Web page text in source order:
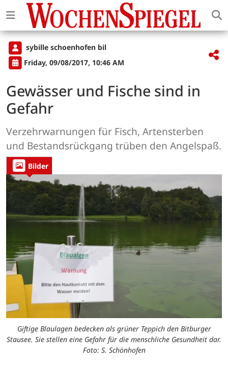
sybille schoenhofen bil
Friday, 09/08/2017, 10:46 AM
Gewässer und Fische sind in
Gefahr
Verzehrwarnungen für Fisch, Artensterben
und Bestandsrückgang trüben den Angelspaß.
Bilder
Giftige Blaulagen bedecken als grüner Teppich den Bitburger
Stausee. Sie stellen eine Gefahr für die menschliche Gesundheit dar.
Foto: S. Schönhofen